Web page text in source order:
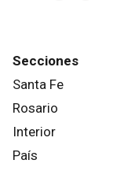
Secciones
Santa Fe
Rosario
Interior
País